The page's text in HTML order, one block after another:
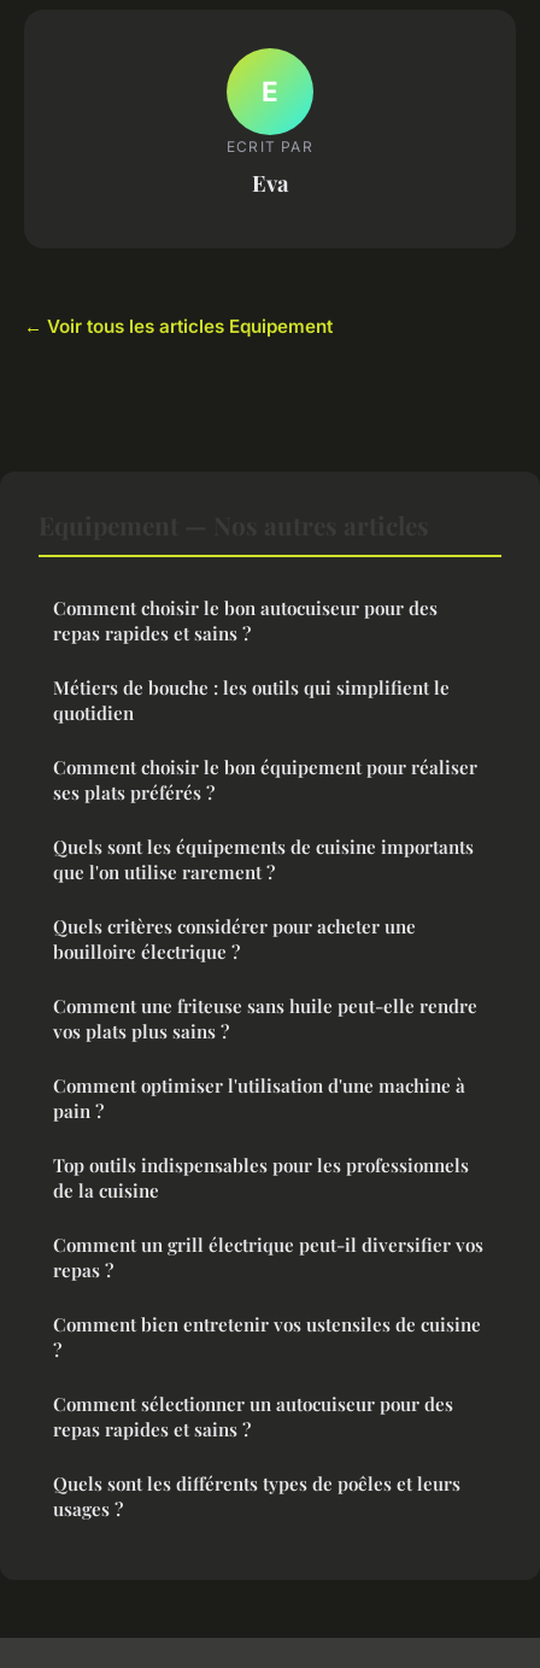
E
ECRIT PAR
Eva
← Voir tous les articles Equipement
Comment choisir le bon autocuiseur pour des
repas rapides et sains ?
Métiers de bouche : les outils qui simplifient le
quotidien
Comment choisir le bon équipement pour réaliser
ses plats préférés ?
Quels sont les équipements de cuisine importants
que l'on utilise rarement ?
Quels critères considérer pour acheter une
bouilloire électrique ?
Comment une friteuse sans huile peut-elle rendre
vos plats plus sains ?
Comment optimiser l'utilisation d'une machine à
pain ?
Top outils indispensables pour les professionnels
de la cuisine
Comment un grill électrique peut-il diversifier vos
repas ?
Comment bien entretenir vos ustensiles de cuisine
?
Comment sélectionner un autocuiseur pour des
repas rapides et sains ?
Quels sont les différents types de poêles et leurs
usages ?